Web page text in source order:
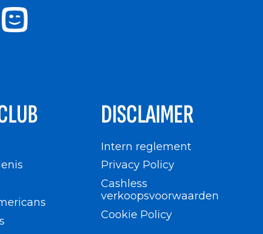
DISCLAIMER
Intern reglement
Privacy Policy
Cashless
verkoopsvoorwaarden
Cookie Policy